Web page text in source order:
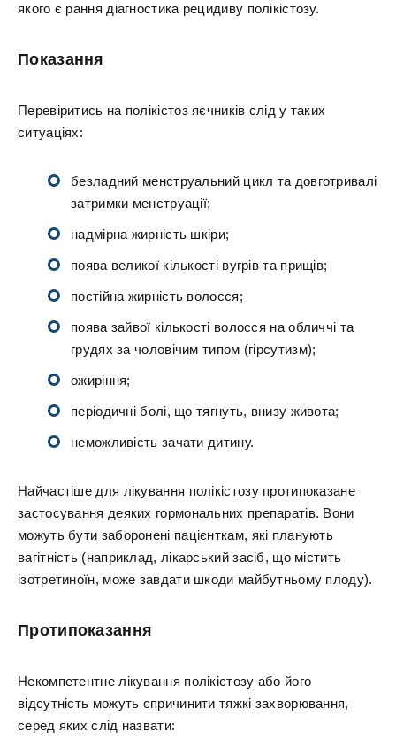
якого є рання діагностика рецидиву полікістозу.
Показання
Перевіритись на полікістоз яєчників слід у таких
ситуаціях:
безладний менструальний цикл та довготривалі
затримки менструації;
надмірна жирність шкіри;
поява великої кількості вугрів та прищів;
постійна жирність волосся;
поява зайвої кількості волосся на обличчі та
грудях за чоловічим типом (гірсутизм);
ожиріння;
періодичні болі, що тягнуть, внизу живота;
неможливість зачати дитину.
Найчастіше для лікування полікістозу протипоказане
застосування деяких гормональних препаратів. Вони
можуть бути заборонені пацієнткам, які планують
вагітність (наприклад, лікарський засіб, що містить
ізотретиноїн, може завдати шкоди майбутньому плоду).
Протипоказання
Некомпетентне лікування полікістозу або його
відсутність можуть спричинити тяжкі захворювання,
серед яких слід назвати: